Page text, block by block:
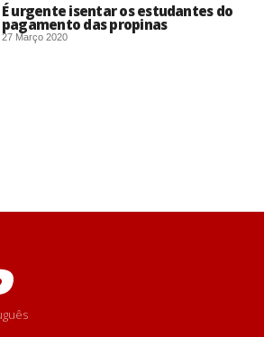
É urgente isentar os estudantes do
pagamento das propinas
27 Março 2020